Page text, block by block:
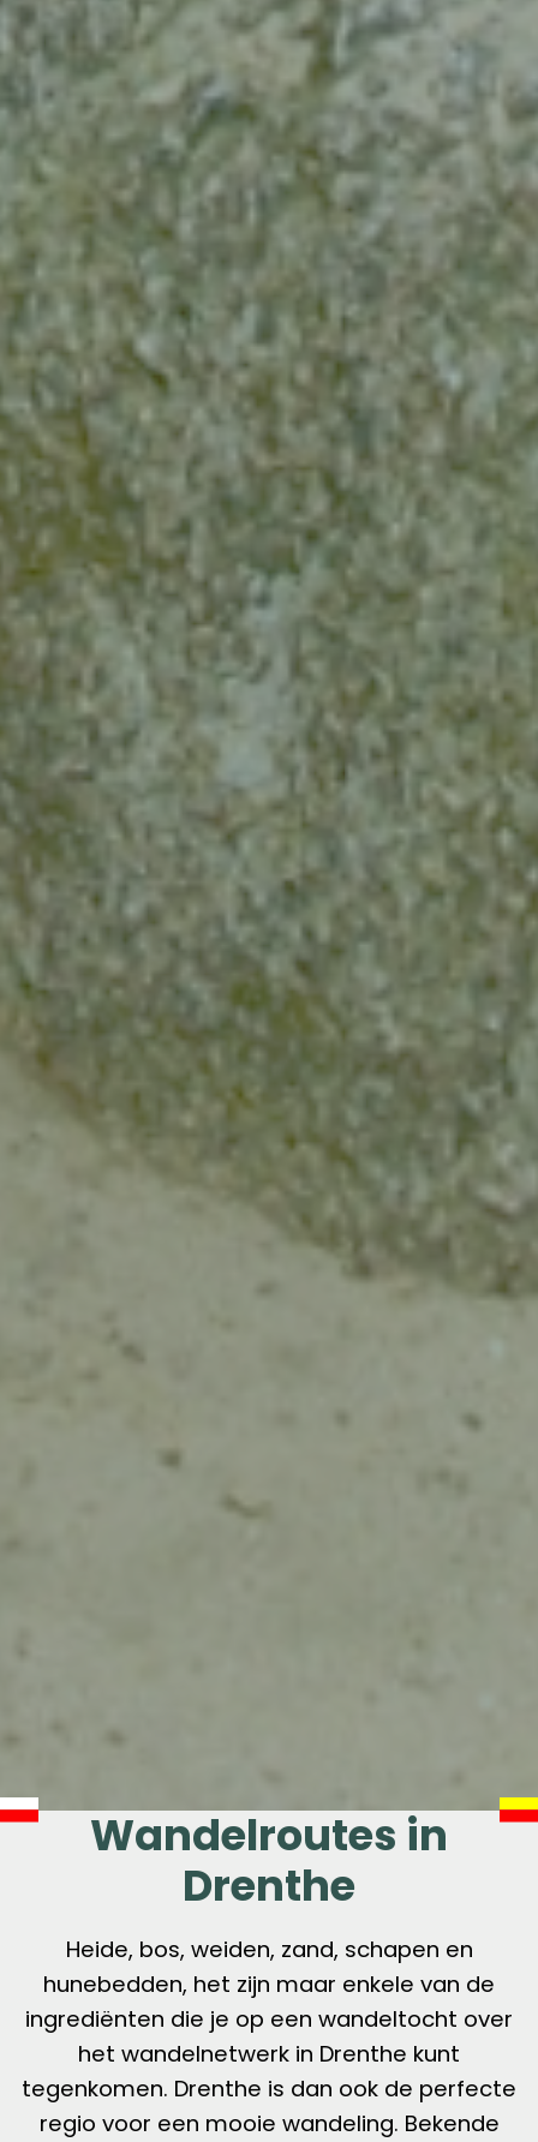
Wandelroutes in
Drenthe
Heide, bos, weiden, zand, schapen en
hunebedden, het zijn maar enkele van de
ingrediënten die je op een wandeltocht over
het wandelnetwerk in Drenthe kunt
tegenkomen. Drenthe is dan ook de perfecte
regio voor een mooie wandeling. Bekende